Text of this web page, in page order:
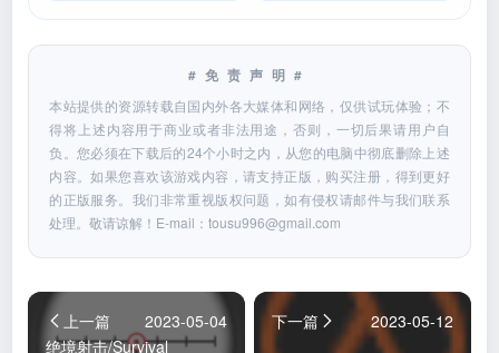
#免责声明#
本站提供的资源转载自国内外各大媒体和网络，仅供试玩体验；不
得将上述内容用于商业或者非法用途，否则，一切后果请用户自
负。您必须在下载后的24个小时之内，从您的电脑中彻底删除上述
内容。如果您喜欢该游戏内容，请支持正版，购买注册，得到更好
的正版服务。我们非常重视版权问题，如有侵权请邮件与我们联系
处理。敬请谅解！E-mail：tousu996@gmail.com
上一篇
2023-05-04
绝境射击/Survival
下一篇
2023-05-12